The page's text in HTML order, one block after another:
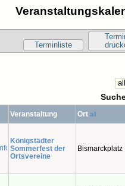
Terminliste
Veranstaltung Ort
Königstädter
Sommerfest der
Ortsvereine
Bismarckplatz